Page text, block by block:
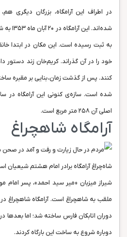
در اطراف این آرامگاه، بزرگان دیگری
به ثبت رسیده است. این مکان در ابتدا
خود را در آن گذراند. کریم‌خان زند دستور
کنند. پس از گذشت زمان، بنایی بر مقبره
اصلی آن ۲۵۸ متر مربع است.
آرامگاه شاهچراغ
شاه‌چراغ آرامگاه برادر امام هشتم شیعیان
شیراز میزبان «میر سید احمد»، پسر امام
ملقب به شاهچراغ است. آرامگاه
دوران اتابکان فارس ساخته شد؛ اما بعدها
دوباره شروع به ساخت این بارگاه کردند.